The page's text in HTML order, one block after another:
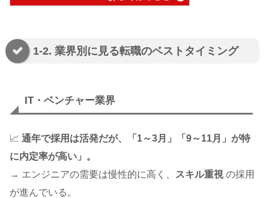
1-2. 業界別に見る転職のベストタイミング
IT・ベンチャー業界
📈 通年で採用は活発だが、「1～3月」「9～11月」が特
に内定率が高い」。
→ エンジニアの需要は慢性的に高く、
スキル重視 の採用
が進んでいる。